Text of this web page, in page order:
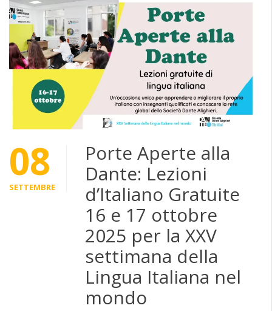
08
SETTEMBRE
Porte Aperte alla
Dante: Lezioni
d’Italiano Gratuite
16 e 17 ottobre
2025 per la XXV
settimana della
Lingua Italiana nel
mondo